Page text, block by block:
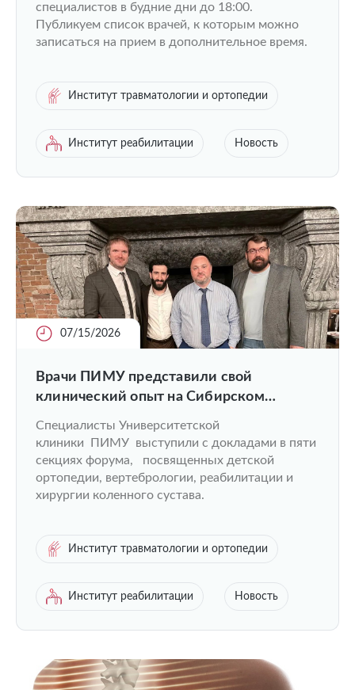
специалистов в будние дни до 18:00.
Публикуем список врачей, к которым можно
записаться на прием в дополнительное время.
Институт травматологии и ортопедии
Институт реабилитации Новость
07/15/2026
Врачи ПИМУ представили свой
клинический опыт на Сибирском
Специалисты Университетской
клиники ПИМУ выступили с докладами в пяти
секциях форума, посвященных детской
ортопедии, вертебрологии, реабилитации и
хирургии коленного сустава.
Институт травматологии и ортопедии
Институт реабилитации Новость